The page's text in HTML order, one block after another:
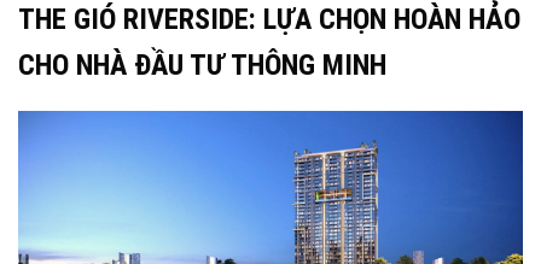
THE GIÓ RIVERSIDE: LỰA CHỌN HOÀN HẢO
CHO NHÀ ĐẦU TƯ THÔNG MINH